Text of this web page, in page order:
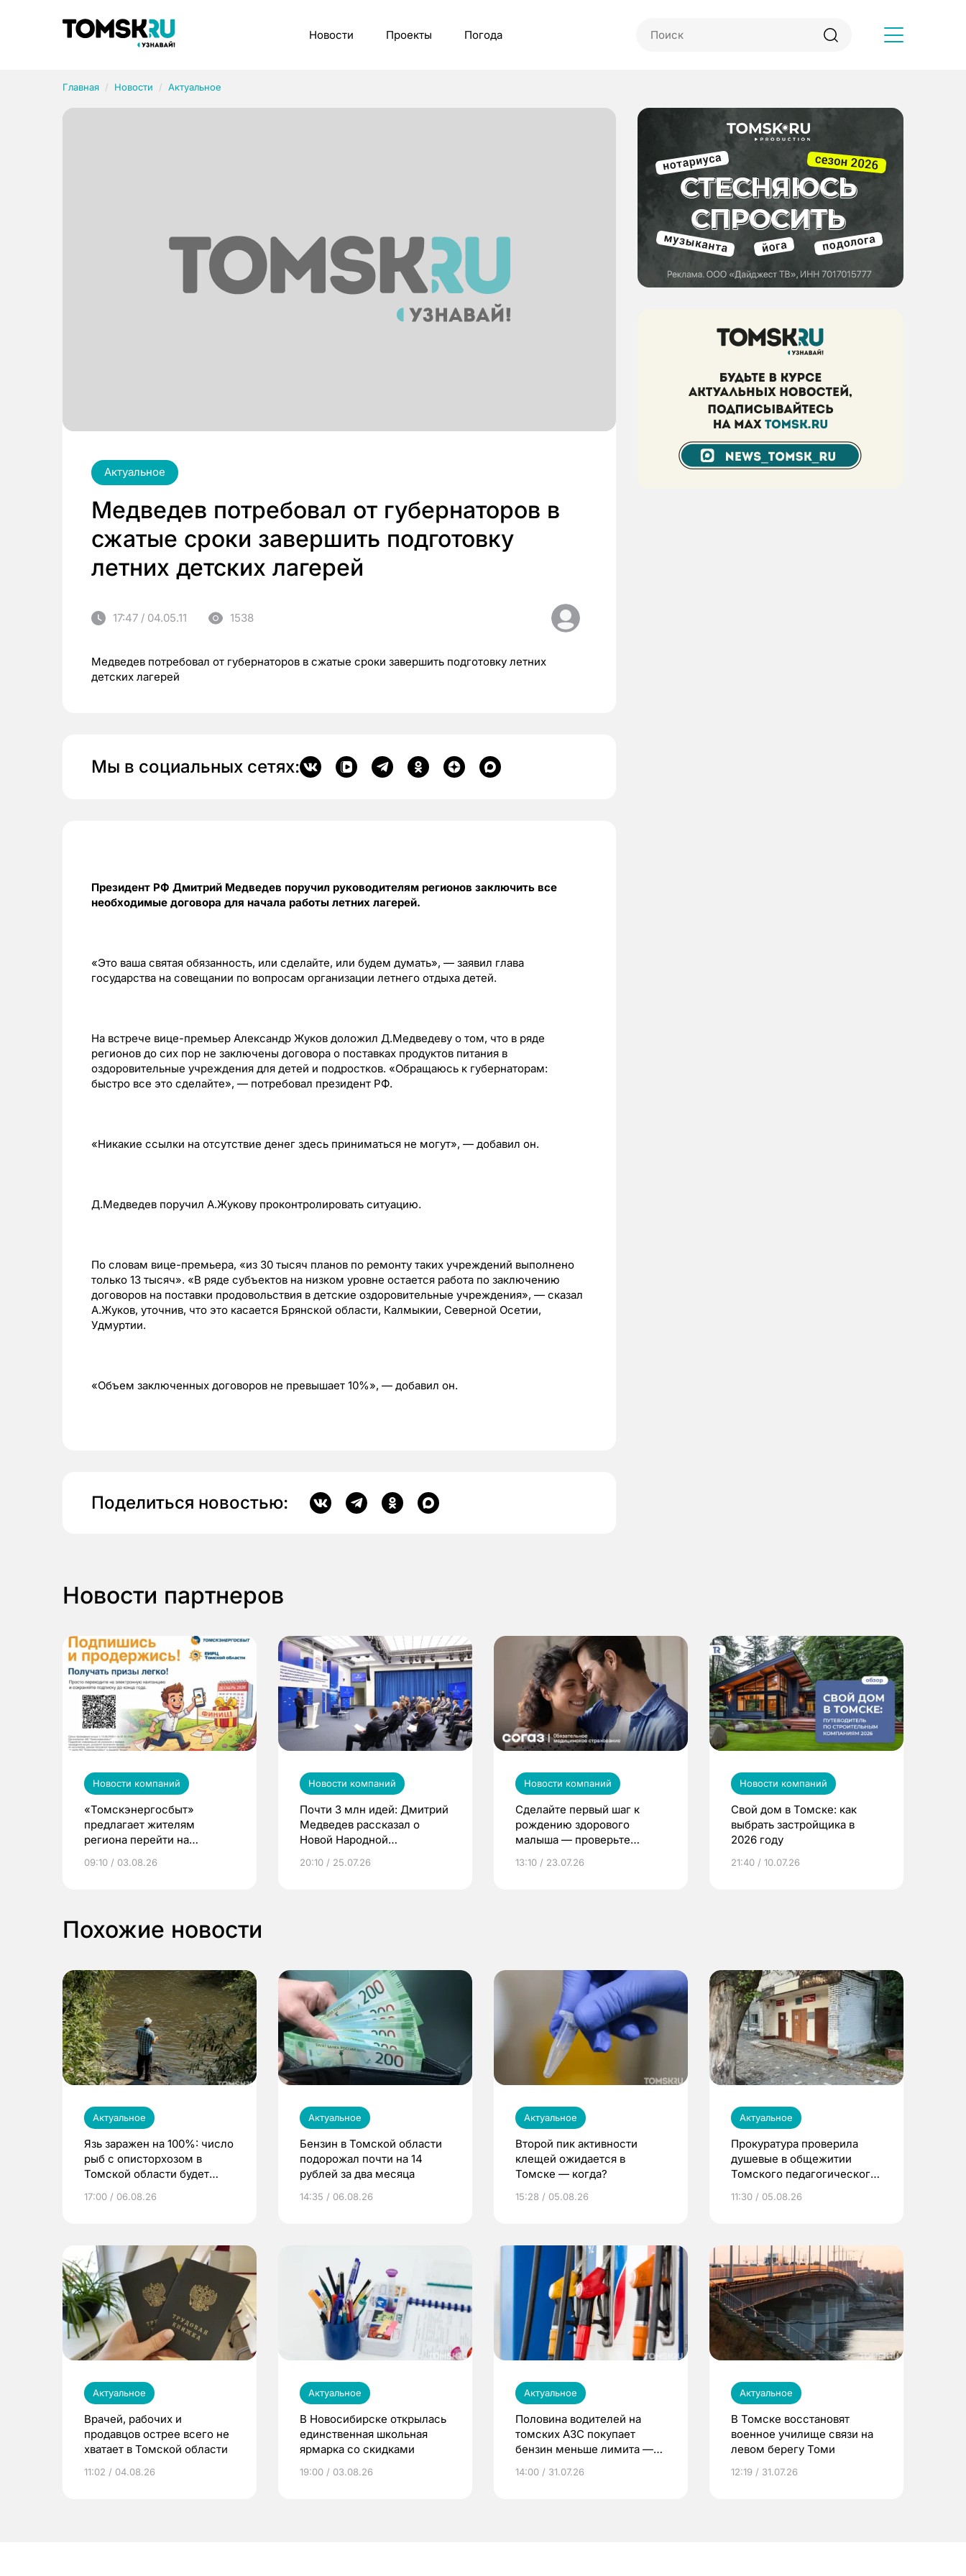
Новости Проекты Погода
Главная Новости Актуальное
Актуальное
Медведев потребовал от губернаторов в
сжатые сроки завершить подготовку
летних детских лагерей
17:47 / 04.05.11 1538
Медведев потребовал от губернаторов в сжатые сроки завершить подготовку летних
детских лагерей
Мы в социальных сетях:
Президент РФ Дмитрий Медведев поручил руководителям регионов заключить все
необходимые договора для начала работы летних лагерей.
«Это ваша святая обязанность, или сделайте, или будем думать», — заявил глава
государства на совещании по вопросам организации летнего отдыха детей.
На встрече вице-премьер Александр Жуков доложил Д.Медведеву о том, что в ряде
регионов до сих пор не заключены договора о поставках продуктов питания в
оздоровительные учреждения для детей и подростков. «Обращаюсь к губернаторам:
быстро все это сделайте», — потребовал президент РФ.
«Никакие ссылки на отсутствие денег здесь приниматься не могут», — добавил он.
Д.Медведев поручил А.Жукову проконтролировать ситуацию.
По словам вице-премьера, «из 30 тысяч планов по ремонту таких учреждений выполнено
только 13 тысяч». «В ряде субъектов на низком уровне остается работа по заключению
договоров на поставки продовольствия в детские оздоровительные учреждения», — сказал
А.Жуков, уточнив, что это касается Брянской области, Калмыкии, Северной Осетии,
Удмуртии.
«Объем заключенных договоров не превышает 10%», — добавил он.
Поделиться новостью:
Новости партнеров
Новости компаний
«Томскэнергосбыт»
предлагает жителям
региона перейти на
выиграть призы
09:10 / 03.08.26
Новости компаний
Почти 3 млн идей: Дмитрий
Медведев рассказал о
Новой Народной
20:10 / 25.07.26
Новости компаний
Сделайте первый шаг к
рождению здорового
малыша — проверьте
по ОМС!
13:10 / 23.07.26
Новости компаний
Свой дом в Томске: как
выбрать застройщика в
2026 году
21:40 / 10.07.26
Похожие новости
Актуальное
Язь заражен на 100%: число
рыб с описторхозом в
Томской области будет
17:00 / 06.08.26
Актуальное
Бензин в Томской области
подорожал почти на 14
рублей за два месяца
14:35 / 06.08.26
Актуальное
Второй пик активности
клещей ожидается в
Томске — когда?
15:28 / 05.08.26
Актуальное
Прокуратура проверила
душевые в общежитии
Томского педагогического
11:30 / 05.08.26
Актуальное
Врачей, рабочих и
продавцов острее всего не
хватает в Томской области
11:02 / 04.08.26
Актуальное
В Новосибирске открылась
единственная школьная
ярмарка со скидками
19:00 / 03.08.26
Актуальное
Половина водителей на
томских АЗС покупает
бензин меньше лимита —
14:00 / 31.07.26
Актуальное
В Томске восстановят
военное училище связи на
левом берегу Томи
12:19 / 31.07.26
Рубрики